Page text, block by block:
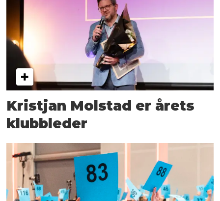
Kristjan Molstad er årets
klubbleder